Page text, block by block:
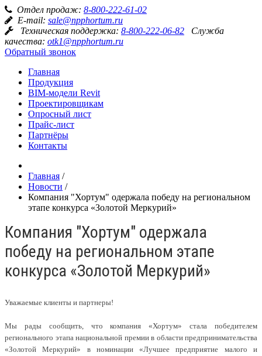
Отдел продаж: 8-800-222-61-02
E-mail: sale@npphortum.ru
Техническая поддержка: 8-800-222-06-82 Служба
качества: otk1@npphortum.ru
Обратный звонок
Главная
Продукция
BIM-модели Revit
Проектировщикам
Опросный лист
Прайс-лист
Партнёры
Контакты
Главная /
Новости /
Компания "Хортум" одержала победу на региональном
этапе конкурса «Золотой Меркурий»
Компания "Хортум" одержала
победу на региональном этапе
конкурса «Золотой Меркурий»
Уважаемые клиенты и партнеры!
Мы рады сообщить, что компания «Хортум» стала победителем
регионального этапа национальной премии в области предпринимательства
«Золотой Меркурий» в номинации «Лучшее предприятие малого и